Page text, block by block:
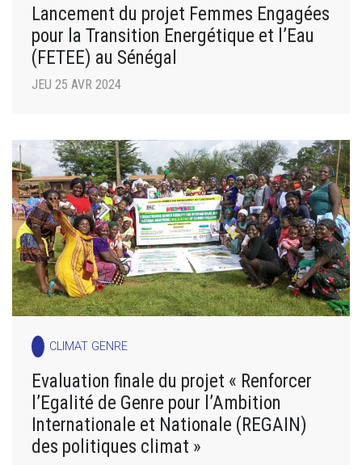
Lancement du projet Femmes Engagées
pour la Transition Energétique et l’Eau
(FETEE) au Sénégal
JEU 25 AVR 2024
CLIMAT GENRE
Evaluation finale du projet « Renforcer
l’Egalité de Genre pour l’Ambition
Internationale et Nationale (REGAIN)
des politiques climat »